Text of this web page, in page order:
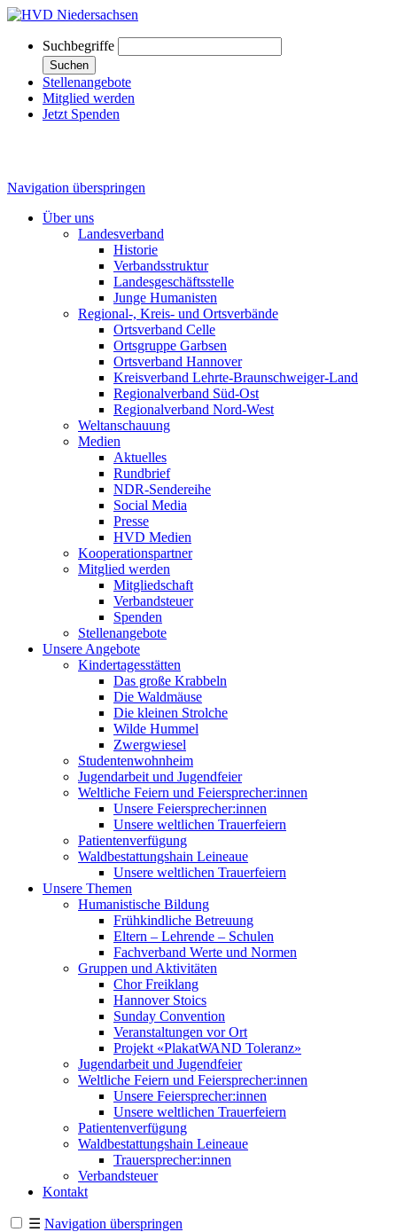
Suchbegriffe
Suchen
Stellenangebote
Mitglied werden
Jetzt Spenden
Navigation überspringen
Über uns
Landesverband
Historie
Verbandsstruktur
Landesgeschäftsstelle
Junge Humanisten
Regional-, Kreis- und Ortsverbände
Ortsverband Celle
Ortsgruppe Garbsen
Ortsverband Hannover
Kreisverband Lehrte-Braunschweiger-Land
Regionalverband Süd-Ost
Regionalverband Nord-West
Weltanschauung
Medien
Aktuelles
Rundbrief
NDR-Sendereihe
Social Media
Presse
HVD Medien
Kooperationspartner
Mitglied werden
Mitgliedschaft
Verbandsteuer
Spenden
Stellenangebote
Unsere Angebote
Kindertagesstätten
Das große Krabbeln
Die Waldmäuse
Die kleinen Strolche
Wilde Hummel
Zwergwiesel
Studentenwohnheim
Jugendarbeit und Jugendfeier
Weltliche Feiern und Feiersprecher:innen
Unsere Feiersprecher:innen
Unsere weltlichen Trauerfeiern
Patientenverfügung
Waldbestattungshain Leineaue
Unsere weltlichen Trauerfeiern
Unsere Themen
Humanistische Bildung
Frühkindliche Betreuung
Eltern – Lehrende – Schulen
Fachverband Werte und Normen
Gruppen und Aktivitäten
Chor Freiklang
Hannover Stoics
Sunday Convention
Veranstaltungen vor Ort
Projekt «PlakatWAND Toleranz»
Jugendarbeit und Jugendfeier
Weltliche Feiern und Feiersprecher:innen
Unsere Feiersprecher:innen
Unsere weltlichen Trauerfeiern
Patientenverfügung
Waldbestattungshain Leineaue
Trauersprecher:innen
Verbandsteuer
Kontakt
☰ Navigation überspringen